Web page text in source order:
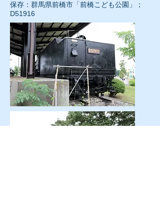
保存：群馬県前橋市「前橋こども公園」；
D51916